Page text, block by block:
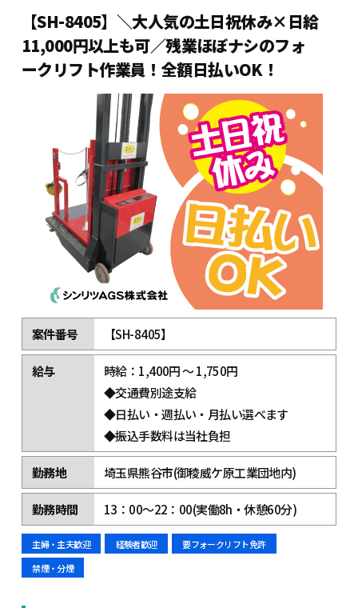
【SH-8405】＼大人気の土日祝休み×日給
11,000円以上も可／残業ほぼナシのフォ
ークリフト作業員！全額日払いOK！
案件番号 【SH-8405】
給与
時給：1,400円 ～ 1,750円
◆交通費別途支給
◆日払い・週払い・月払い選べます
◆振込手数料は当社負担
勤務地 埼玉県熊谷市(御稜威ケ原工業団地内)
勤務時間 13：00～22：00(実働8h・休憩60分)
主婦・主夫歓迎 経験者歓迎
要フォークリフト免許
禁煙・分煙